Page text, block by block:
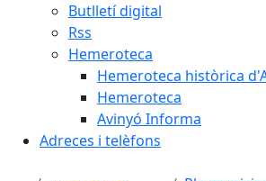
Butlletí digital
Rss
Hemeroteca
Hemeroteca històrica
Hemeroteca
Avinyó Informa
Adreces i telèfons